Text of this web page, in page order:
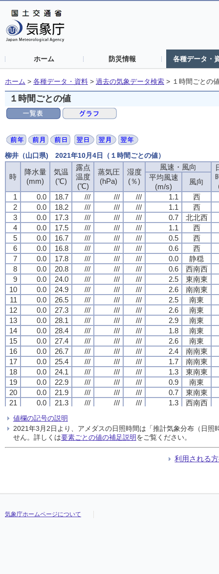
ホーム 防災情報 各種データ・
ホーム > 各種データ・資料 > 過去の気象データ検索 > １時間ごとの
１時間ごとの値
柳井（山口県) 2021年10月4日（１時間ごとの値）
時
降水量
(mm)
気温
(℃)
露点
温度
(℃)
蒸気圧
(hPa)
湿度
(％)
風速・風向
平均風速
(m/s)
風向
1
0.0 18.7 /// /// /// 1.1
西
2
0.0 18.2 /// /// /// 1.1
西
3
0.0 17.3 /// /// /// 0.7
北北西
4
0.0 17.5 /// /// /// 1.1
西
5
0.0 16.7 /// /// /// 0.5
西
6
0.0 16.8 /// /// /// 0.6
西
7
0.0 17.8 /// /// /// 0.0
静穏
8
0.0 20.8 /// /// /// 0.6
西南西
9
0.0 24.0 /// /// /// 2.5
東南東
10
0.0 24.9 /// /// /// 2.6
南南東
11
0.0 26.5 /// /// /// 2.5
南東
12
0.0 27.3 /// /// /// 2.6
南東
13
0.0 28.1 /// /// /// 2.9
南東
14
0.0 28.4 /// /// /// 1.8
南東
15
0.0 27.4 /// /// /// 2.6
南東
16
0.0 26.7 /// /// /// 2.4
南南東
17
0.0 25.4 /// /// /// 1.7
南南東
18
0.0 24.1 /// /// /// 1.3
東南東
19
0.0 22.9 /// /// /// 0.9
南東
20
0.0 21.9 /// /// /// 0.7
東南東
21
0.0 21.3 /// /// /// 1.3
西南西
20.4
23
0.0 19.5
静穏
24
0.0 19.3 /// /// /// 0.6 西北西
時
降水量
(mm)
気温
(℃)
露点
温度
(℃)
蒸気圧
(hPa)
湿度
(％)
風速・風向
平均風速
(m/s)
風向
1
0.0 18.7 /// /// /// 1.1
西
2
0.0 18.2 /// /// /// 1.1
西
3
0.0 17.3 /// /// /// 0.7
北北西
4
0.0 17.5 /// /// /// 1.1
西
5
0.0 16.7 /// /// /// 0.5
西
6
0.0 16.8 /// /// /// 0.6
西
7
0.0 17.8 /// /// /// 0.0
静穏
8
0.0 20.8 /// /// /// 0.6
西南西
9
0.0 24.0 /// /// /// 2.5
東南東
10
0.0 24.9 /// /// /// 2.6
南南東
11
0.0 26.5 /// /// /// 2.5
南東
12
0.0 27.3 /// /// /// 2.6
南東
13
0.0 28.1 /// /// /// 2.9
南東
14
0.0 28.4 /// /// /// 1.8
南東
15
0.0 27.4 /// /// /// 2.6
南東
16
0.0 26.7 /// /// /// 2.4
南南東
17
0.0 25.4 /// /// /// 1.7
南南東
18
0.0 24.1 /// /// /// 1.3
東南東
19
0.0 22.9 /// /// /// 0.9
南東
20
0.0 21.9 /// /// /// 0.7
東南東
21
0.0 21.3 /// /// /// 1.3
西南西
20.4
23
0.0 19.5
静穏
24
0.0 19.3 /// /// /// 0.6 西北西
時
降水量
(mm)
気温
(℃)
露点
温度
(℃)
蒸気圧
(hPa)
湿度
(％)
風速・風向
平均風速
(m/s)
風向
1
0.0 18.7 /// /// /// 1.1
西
2
0.0 18.2 /// /// /// 1.1
西
3
0.0 17.3 /// /// /// 0.7
北北西
4
0.0 17.5 /// /// /// 1.1
西
5
0.0 16.7 /// /// /// 0.5
西
6
0.0 16.8 /// /// /// 0.6
西
7
0.0 17.8 /// /// /// 0.0
静穏
8
0.0 20.8 /// /// /// 0.6
西南西
9
0.0 24.0 /// /// /// 2.5
東南東
10
0.0 24.9 /// /// /// 2.6
南南東
11
0.0 26.5 /// /// /// 2.5
南東
12
0.0 27.3 /// /// /// 2.6
南東
13
0.0 28.1 /// /// /// 2.9
南東
14
0.0 28.4 /// /// /// 1.8
南東
15
0.0 27.4 /// /// /// 2.6
南東
16
0.0 26.7 /// /// /// 2.4
南南東
17
0.0 25.4 /// /// /// 1.7
南南東
18
0.0 24.1 /// /// /// 1.3
東南東
19
0.0 22.9 /// /// /// 0.9
南東
20
0.0 21.9 /// /// /// 0.7
東南東
21
0.0 21.3 /// /// /// 1.3
西南西
20.4
23
0.0 19.5
静穏
24
0.0 19.3 /// /// /// 0.6 西北西
時
降水量
(mm)
気温
(℃)
露点
温度
(℃)
蒸気圧
(hPa)
湿度
(％)
風速・風向
平均風速
(m/s)
風向
1
0.0 18.7 /// /// /// 1.1
西
2
0.0 18.2 /// /// /// 1.1
西
3
0.0 17.3 /// /// /// 0.7
北北西
4
0.0 17.5 /// /// /// 1.1
西
5
0.0 16.7 /// /// /// 0.5
西
6
0.0 16.8 /// /// /// 0.6
西
7
0.0 17.8 /// /// /// 0.0
静穏
8
0.0 20.8 /// /// /// 0.6
西南西
9
0.0 24.0 /// /// /// 2.5
東南東
10
0.0 24.9 /// /// /// 2.6
南南東
11
0.0 26.5 /// /// /// 2.5
南東
12
0.0 27.3 /// /// /// 2.6
南東
13
0.0 28.1 /// /// /// 2.9
南東
14
0.0 28.4 /// /// /// 1.8
南東
15
0.0 27.4 /// /// /// 2.6
南東
16
0.0 26.7 /// /// /// 2.4
南南東
17
0.0 25.4 /// /// /// 1.7
南南東
18
0.0 24.1 /// /// /// 1.3
東南東
19
0.0 22.9 /// /// /// 0.9
南東
20
0.0 21.9 /// /// /// 0.7
東南東
21
0.0 21.3 /// /// /// 1.3
西南西
20.4
23
0.0 19.5
静穏
24
0.0 19.3 /// /// /// 0.6 西北西
値欄の記号の説明
2021年3月2日より、アメダスの日照時間は「推計気象分布（日
せん。詳しくは要素ごとの値の補足説明をご覧ください。
利用される
気象庁ホームページについて